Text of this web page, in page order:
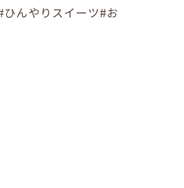
んやりスイーツ#お